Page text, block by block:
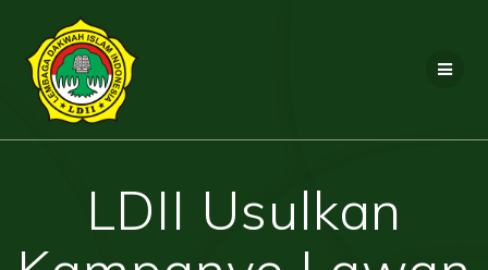
LDII Usulkan